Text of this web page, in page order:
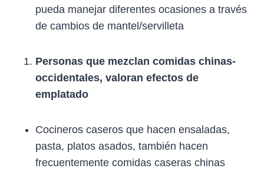
pueda manejar diferentes ocasiones a través
de cambios de mantel/servilleta
Personas que mezclan comidas chinas-
occidentales, valoran efectos de
emplatado
Cocineros caseros que hacen ensaladas,
pasta, platos asados, también hacen
frecuentemente comidas caseras chinas